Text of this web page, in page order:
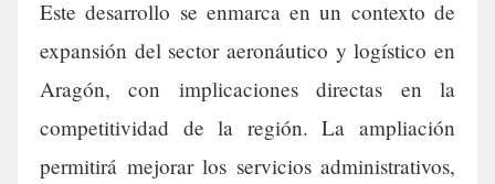
Este desarrollo se enmarca en un contexto de
expansión del sector aeronáutico y logístico en
Aragón, con implicaciones directas en la
competitividad de la región. La ampliación
permitirá mejorar los servicios administrativos,